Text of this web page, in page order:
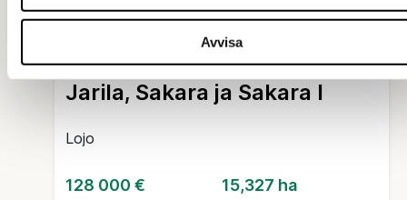
Avvisa
Jarila, Sakara ja Sakara I
Lojo
128 000 € 15,327 ha